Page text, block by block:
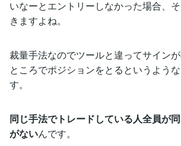
いなーとエントリーしなかった場合、
きますよね。
裁量手法なのでツールと違ってサイン
ところでポジションをとるというよう
す。
同じ手法でトレードしている人全員が
がないんです。